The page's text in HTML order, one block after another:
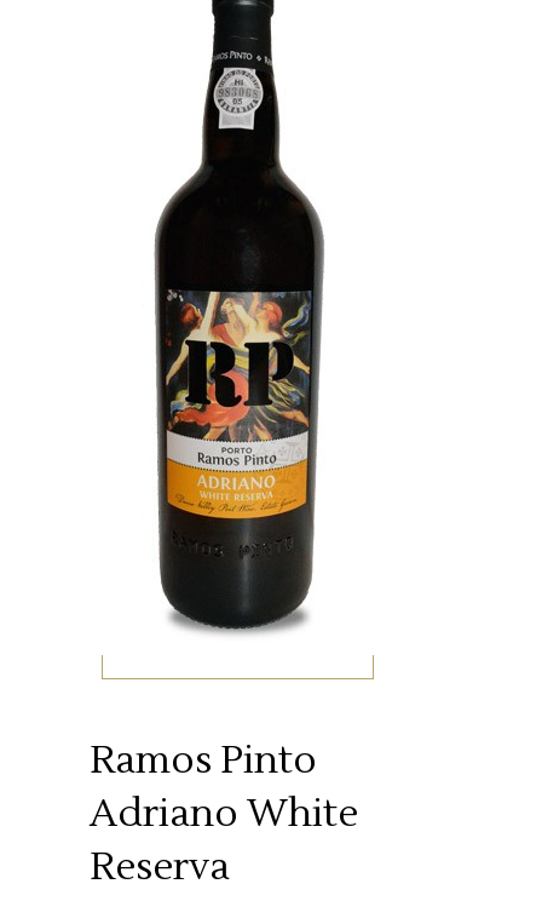
Ramos Pinto
Adriano White
Reserva